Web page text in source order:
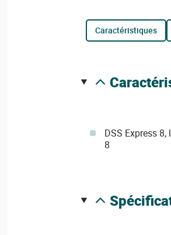
caractéristiques
DSS Express
8